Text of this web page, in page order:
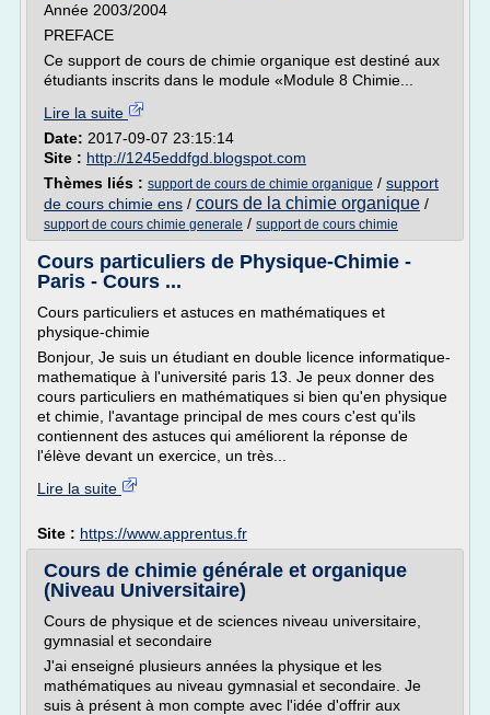
Année 2003/2004
PREFACE
Ce support de cours de chimie organique est destiné aux
étudiants inscrits dans le module «Module 8 Chimie...
Lire la suite
Date: 2017-09-07 23:15:14
Site : http://1245eddfgd.blogspot.com
Thèmes liés : support de cours de chimie organique / support
de cours chimie ens / cours de la chimie organique /
support de cours chimie generale / support de cours chimie
Cours particuliers de Physique-Chimie -
Paris - Cours ...
Cours particuliers et astuces en mathématiques et
physique-chimie
Bonjour, Je suis un étudiant en double licence informatique-
mathematique à l'université paris 13. Je peux donner des
cours particuliers en mathématiques si bien qu'en physique
et chimie, l'avantage principal de mes cours c'est qu'ils
contiennent des astuces qui améliorent la réponse de
l'élève devant un exercice, un très...
Lire la suite
Site : https://www.apprentus.fr
Cours de chimie générale et organique
(Niveau Universitaire)
Cours de physique et de sciences niveau universitaire,
gymnasial et secondaire
J'ai enseigné plusieurs années la physique et les
mathématiques au niveau gymnasial et secondaire. Je
suis à présent à mon compte avec l'idée d'offrir aux